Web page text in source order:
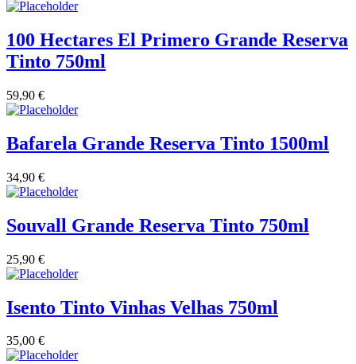
100 Hectares El Primero Grande Reserva
Tinto 750ml
59,90 €
Bafarela Grande Reserva Tinto 1500ml
34,90 €
Souvall Grande Reserva Tinto 750ml
25,90 €
Isento Tinto Vinhas Velhas 750ml
35,00 €